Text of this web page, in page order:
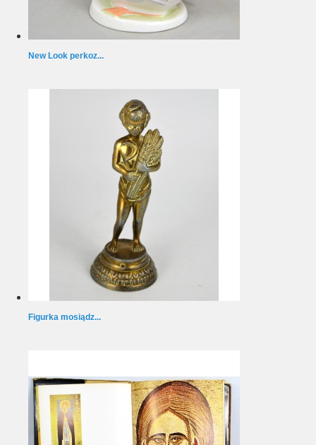
New Look perkoz...
Figurka mosiądz...